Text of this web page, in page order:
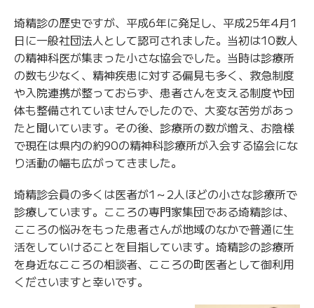
埼精診の歴史ですが、平成6年に発足し、平成25年4月1
日に一般社団法人として認可されました。当初は10数人
の精神科医が集まった小さな協会でした。当時は診療所
の数も少なく、精神疾患に対する偏見も多く、救急制度
や入院連携が整っておらず、患者さんを支える制度や団
体も整備されていませんでしたので、大変な苦労があっ
たと聞いています。その後、診療所の数が増え、お陰様
で現在は県内の約90の精神科診療所が入会する協会にな
り活動の幅も広がってきました。
埼精診会員の多くは医者が1～2人ほどの小さな診療所で
診療しています。こころの専門家集団である埼精診は、
こころの悩みをもった患者さんが地域のなかで普通に生
活をしていけることを目指しています。埼精診の診療所
を身近なこころの相談者、こころの町医者として御利用
くださいますと幸いです。